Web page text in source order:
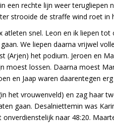
een rechte lijn weer terugliepen
strooide de straffe wind roet in
snel. Leon en ik liepen
We liepen daarna vrijwel
(Arjen) het podium. Jeroen en
moest lossen. Daarna moest
en Jaap waren daarentegen
het vrouwenveld) en zag haar
gaan. Desalniettemin was
naar 48:20.